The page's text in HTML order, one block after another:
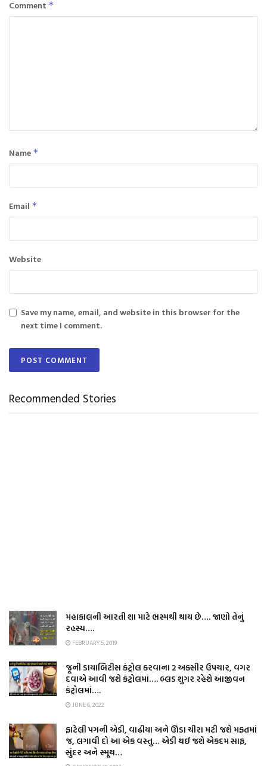
Comment *
Name *
Email *
Website
Save my name, email, and website in this browser for the
next time I comment.
Recommended Stories
મહાકાલની આરતી શા માટે ભસ્મથી થાય છે…. જાણો તેનું
રહસ્ય….
FEBRUARY 5, 2019
જૂની ડાયાબિટીસ કંટ્રોલ કરવાના 2 અકસીર ઉપચાર, વગર
દવાએ આવી જશે કંટ્રોલમાં…. બ્લડ શુગર રહેશે આજીવન
કંટ્રોલમાં….
JUNE 6, 2022
ફાટેલી પગની એડી, વાઢીયા અને ઊંડા ચીરા મટી જશે મફતમાં
જ, લગાવી દો આ એક વસ્તુ… એડી થઈ જશે એકદમ સાફ,
સુંદર અને સ્મૂથ…